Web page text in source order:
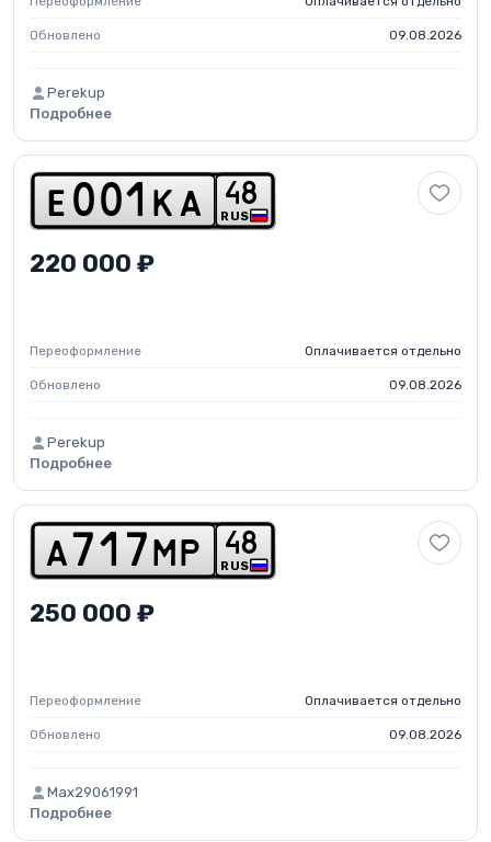
Обновлено 09.08.2026
Perekup
Подробнее
e 0 01 k a RUS
48
220 000 ₽
Переоформление Оплачивается отдельно
Обновлено 09.08.2026
Perekup
Подробнее
a 7 1 7 m p RUS
48
250 000 ₽
Переоформление Оплачивается отдельно
Обновлено 09.08.2026
Max29061991
Подробнее